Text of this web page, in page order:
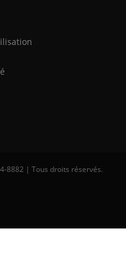
8882 | Tous droits réservés.